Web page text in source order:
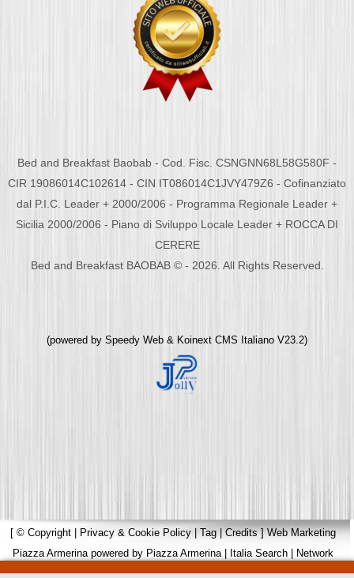
Bed and Breakfast Baobab - Cod. Fisc. CSNGNN68L58G580F -
CIR 19086014C102614 - CIN IT086014C1JVY479Z6 - Cofinanziato
dal P.I.C. Leader + 2000/2006 - Programma Regionale Leader +
Sicilia 2000/2006 - Piano di Sviluppo Locale Leader + ROCCA DI
CERERE
Bed and Breakfast BAOBAB © - 2026. All Rights Reserved.
(powered by Speedy Web & Koinext CMS Italiano V23.2)
[ © Copyright | Privacy & Cookie Policy | Tag|Credits]Web Marketing
Piazza Armerina powered by Piazza Armerina | Italia Search | Network
Portali